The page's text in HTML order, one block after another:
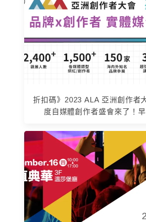
折扣碼》2023 ALA 亞洲創作者
度自媒體創作者盛會來了！